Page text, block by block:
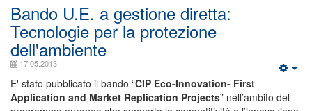
Bando U.E. a gestione diretta:
Tecnologie per la protezione
dell'ambiente
17.05.2013
E' stato pubblicato il bando “CIP Eco-Innovation- First
Application and Market Replication Projects” nell’ambito del